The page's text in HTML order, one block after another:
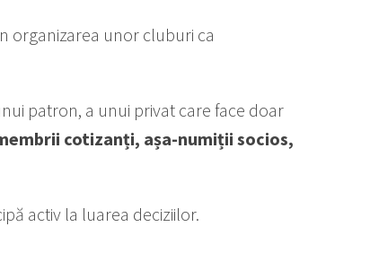
organizarea unor cluburi ca
patron, a unui privat care face doar
cotizanți, așa-numiții socios,
activ la luarea deciziilor.